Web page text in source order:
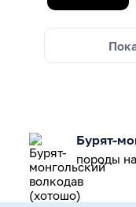
Бурят-
породы